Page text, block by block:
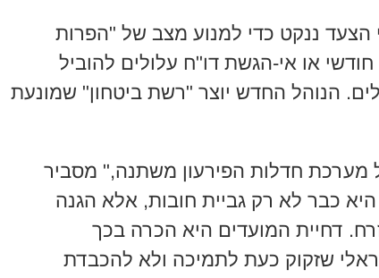
הצעד ננקט כדי למנוע מצב של "הפרות
או אי-הגשת דו"ח עלולים להוביל
הנוהל החדש יוצר "רשת ביטחון" שמונעת
מערכת חדלות הפירעון משתנה," מסביר
כבר לא רק גביית חובות, אלא הגנה
דחיית המועדים היא הכרה בכך
שזקוק כעת לתמיכה ולא להכבדת